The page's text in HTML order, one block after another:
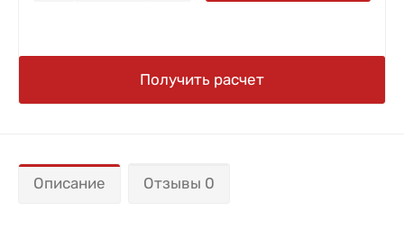
Получить расчет
Описание Отзывы 0